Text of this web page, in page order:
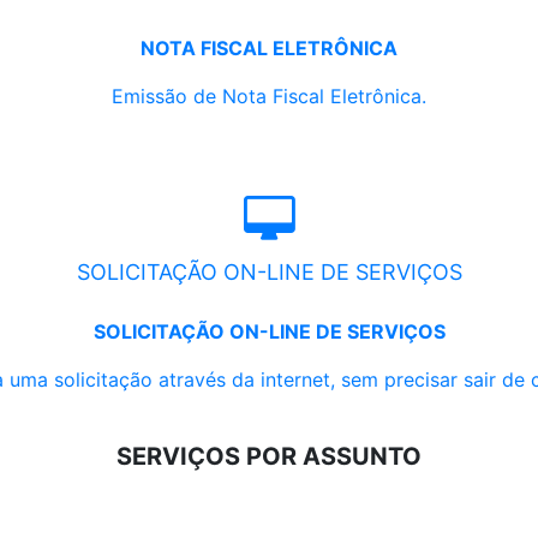
NOTA FISCAL ELETRÔNICA
Emissão de Nota Fiscal Eletrônica.
SOLICITAÇÃO ON-LINE DE SERVIÇOS
SOLICITAÇÃO ON-LINE DE SERVIÇOS
uma solicitação através da internet, sem precisar sair de
SERVIÇOS POR ASSUNTO